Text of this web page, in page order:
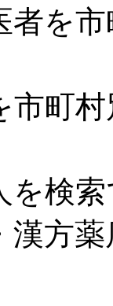
者を
市町
を検
漢方